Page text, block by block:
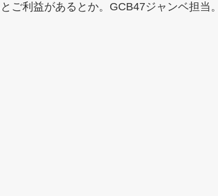
ご利益があるとか。GCB47ジャンベ担当。